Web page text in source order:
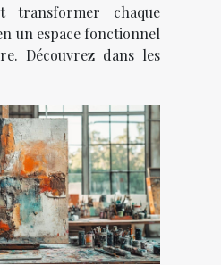
transformer chaque
un espace fonctionnel
Découvrez dans les